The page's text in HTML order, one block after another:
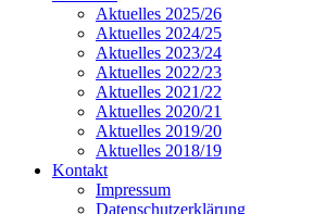
Aktuelles 2025/26
Aktuelles 2024/25
Aktuelles 2023/24
Aktuelles 2022/23
Aktuelles 2021/22
Aktuelles 2020/21
Aktuelles 2019/20
Aktuelles 2018/19
Kontakt
Impressum
Datenschutzerklärung